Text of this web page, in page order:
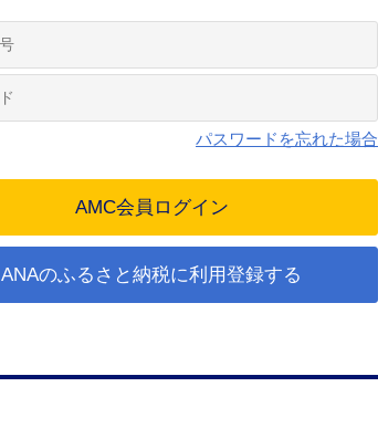
パスワードを忘れた場合
ANAのふるさと納税に利用登録する